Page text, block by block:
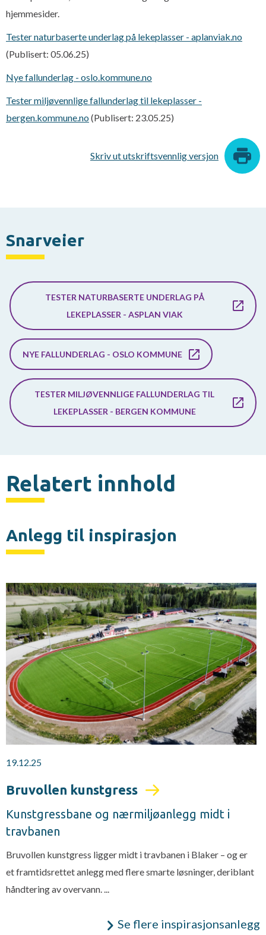
hjemmesider.
Tester naturbaserte underlag på lekeplasser - aplanviak.no
(Publisert: 05.06.25)
Nye fallunderlag - oslo.kommune.no
Tester miljøvennlige fallunderlag til lekeplasser -
bergen.kommune.no(Publisert: 23.05.25)
Skriv ut utskriftsvennlig versjon
Snarveier
TESTER NATURBASERTE UNDERLAG PÅ
LEKEPLASSER - ASPLAN VIAK
NYE FALLUNDERLAG - OSLO KOMMUNE
TESTER MILJØVENNLIGE FALLUNDERLAG TIL
LEKEPLASSER - BERGEN KOMMUNE
Relatert innhold
Anlegg til inspirasjon
19.12.25
Bruvollen kunstgress
Kunstgressbane og nærmiljøanlegg midt i
travbanen
Bruvollen kunstgress ligger midt i travbanen i Blaker – og er
et framtidsrettet anlegg med flere smarte løsninger, deriblant
håndtering av overvann. ...
Se flere inspirasjonsanlegg